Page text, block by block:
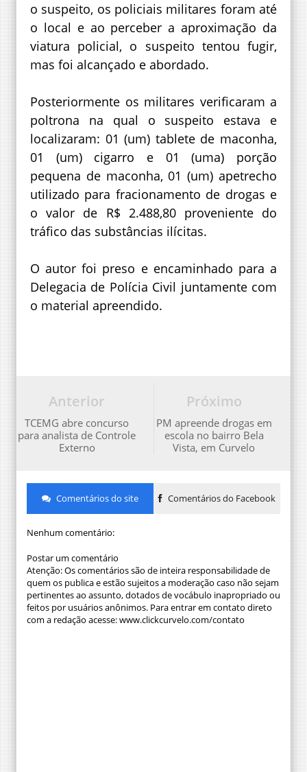
o suspeito, os policiais militares foram até
o local e ao perceber a aproximação da
viatura policial, o suspeito tentou fugir,
mas foi alcançado e abordado.
Posteriormente os militares verificaram a
poltrona na qual o suspeito estava e
localizaram: 01 (um) tablete de maconha,
01 (um) cigarro e 01 (uma) porção
pequena de maconha, 01 (um) apetrecho
utilizado para fracionamento de drogas e
o valor de R$ 2.488,80 proveniente do
tráfico das substâncias ilícitas.
O autor foi preso e encaminhado para a
Delegacia de Polícia Civil juntamente com
o material apreendido.
Próximo
PM apreende drogas em
escola no bairro Bela
Vista, em Curvelo
Anterior
TCEMG abre concurso
para analista de Controle
Externo
Comentários do site Comentários do Facebook
Nenhum comentário:
Postar um comentário
Atenção: Os comentários são de inteira responsabilidade de
quem os publica e estão sujeitos a moderação caso não sejam
pertinentes ao assunto, dotados de vocábulo inapropriado ou
feitos por usuários anônimos. Para entrar em contato direto
com a redação acesse: www.clickcurvelo.com/contato